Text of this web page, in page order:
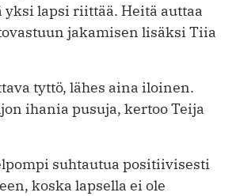
yksi lapsi riittää. Heitä auttaa
jakamisen lisäksi Tiia
tyttö, lähes aina iloinen.
ihania pusuja, kertoo Teija
suhtautua positiivisesti
koska lapsella ei ole